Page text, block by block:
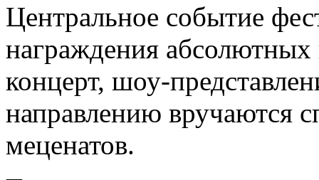
Центральное событие
награждения абсолютных
концерт, шоу-
направлению вручаются
меценатов.